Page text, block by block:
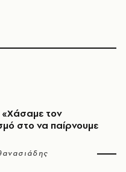
τον
στο να παίρνουμε